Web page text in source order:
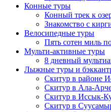
Конные туры
Конный трек к
Знакомство с
Велосипедные туры
Пять сотен миль
Мульти-активные туры
8 дневный
Лыжные туры и
Скитур в районе
Скитур в Ала-
Скитур в Иссык-
Скитур в